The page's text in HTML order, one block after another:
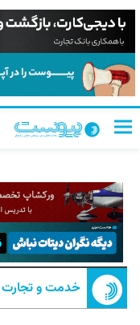
خدمت و تجارت